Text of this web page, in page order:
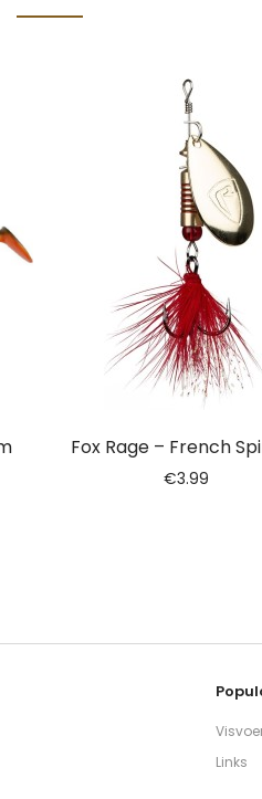
Fox Rage – French
€3.99
Links